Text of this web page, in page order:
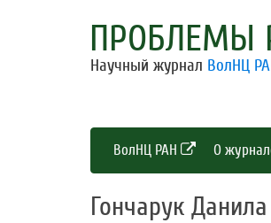
ПРОБЛЕМЫ
Научный журнал ВолНЦ
ВолНЦ РАН О
Гончарук